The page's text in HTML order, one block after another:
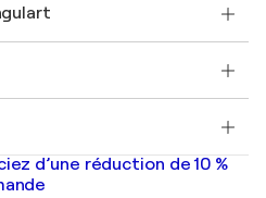
original
d’une réduction de 10 %